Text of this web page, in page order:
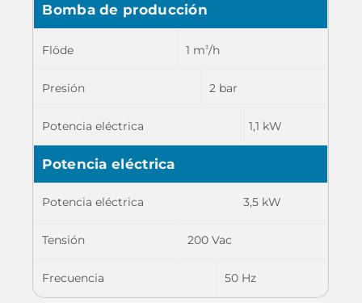
Bomba de producción
Flöde 1 m3/h
Presión 2 bar
Potencia eléctrica 1,1 kW
Potencia eléctrica
Potencia eléctrica 3,5 kW
Tensión 200 Vac
Frecuencia 50 Hz